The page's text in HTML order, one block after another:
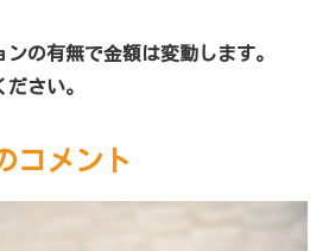
の有無で金額は変動します。
さい。
コメント